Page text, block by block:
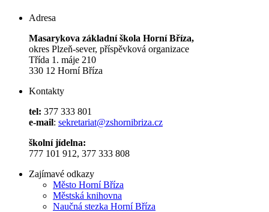
Adresa
Masarykova základní škola Horní Bříza,
okres Plzeň-sever, příspěvková organizace
Třída 1. máje 210
330 12 Horní Bříza
Kontakty
tel: 377 333 801
e-mail: sekretariat@zshornibriza.cz
školní jídelna:
777 101 912, 377 333 808
Zajímavé odkazy
Město Horní Bříza
Městská knihovna
Naučná stezka Horní Bříza